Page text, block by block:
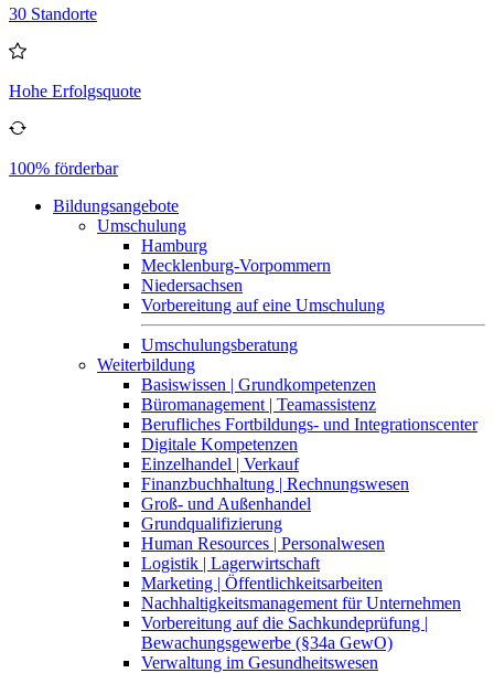
30 Standorte
Hohe Erfolgsquote
100% förderbar
Bildungsangebote
Umschulung
Hamburg
Mecklenburg-Vorpommern
Niedersachsen
Vorbereitung auf eine Umschulung
Umschulungsberatung
Weiterbildung
Basiswissen | Grundkompetenzen
Büromanagement | Teamassistenz
Berufliches Fortbildungs- und Integrationscenter
Digitale Kompetenzen
Einzelhandel | Verkauf
Finanzbuchhaltung | Rechnungswesen
Groß- und Außenhandel
Grundqualifizierung
Human Resources | Personalwesen
Logistik | Lagerwirtschaft
Marketing | Öffentlichkeitsarbeiten
Nachhaltigkeitsmanagement für Unternehmen
Vorbereitung auf die Sachkundeprüfung |
Bewachungsgewerbe (§34a GewO)
Verwaltung im Gesundheitswesen